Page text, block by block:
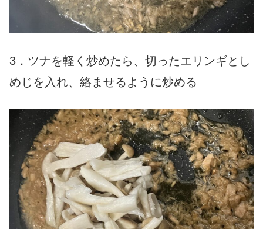
3．ツナを軽く炒めたら、切ったエリンギとし
めじを入れ、絡ませるように炒める